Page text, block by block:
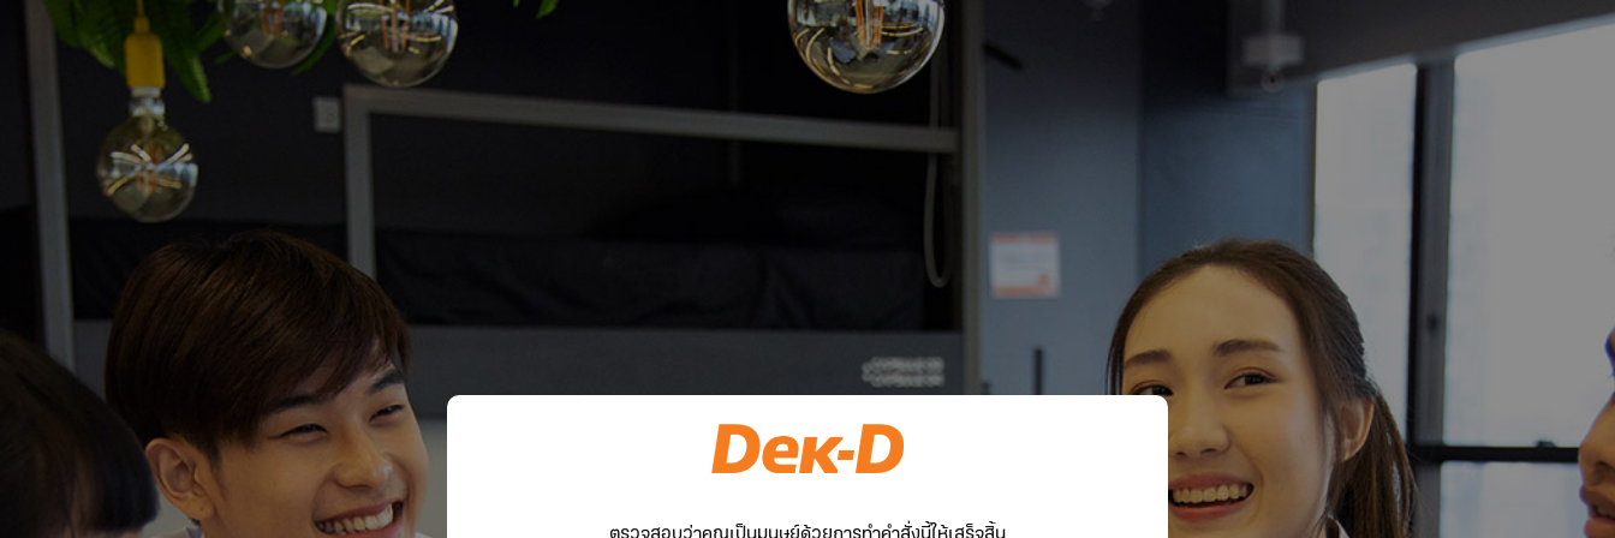
ตรวจสอบว่าคุณเป็นมนุษย์ด้วยการทำคำสั่งนี้ให้เสร็จสิ้น